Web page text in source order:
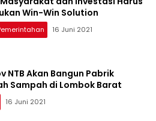
Win-Win Solution
16 Juni 2021
NTB Akan Bangun Pabrik
Sampah di Lombok Barat
16 Juni 2021